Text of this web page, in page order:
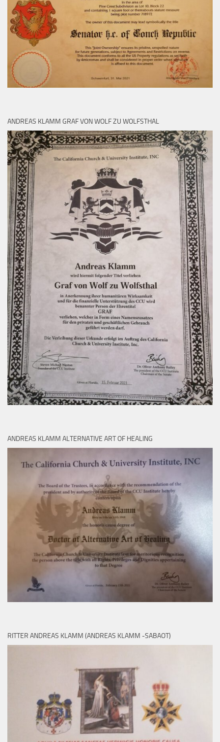
ANDREAS KLAMM GRAF VON WOLF ZU WOLFSTHAL
ANDREAS KLAMM ALTERNATIVE ART OF HEALING
RITTER ANDREAS KLAMM (ANDREAS KLAMM -SABAOT)